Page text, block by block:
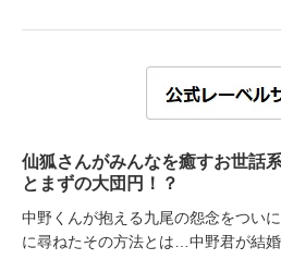
仙狐さんがみんなを癒すお世話
とまずの大団円！？
中野くんが抱える九尾の怨念をつい
に尋ねたその方法とは…中野君が結婚